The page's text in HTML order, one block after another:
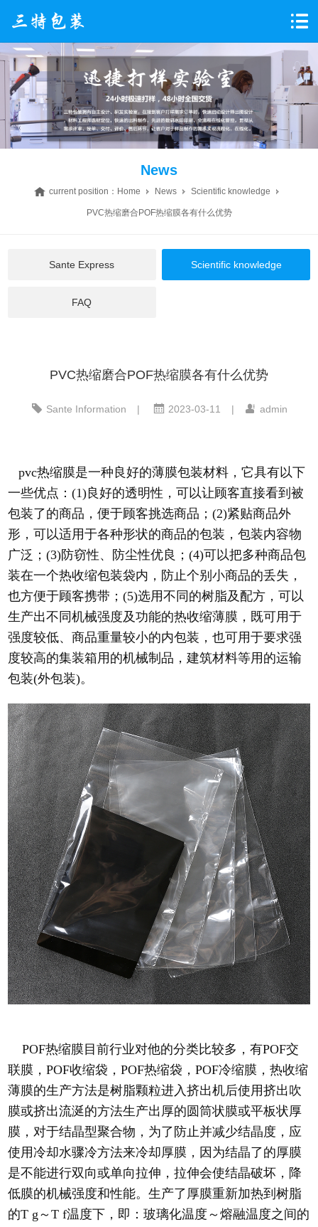
News
current position： Home News Scientific knowledge
PVC热缩磨合POF热缩膜各有什么优势
Sante Express Scientific knowledge
FAQ
PVC热缩磨合POF热缩膜各有什么优势
Sante Information | 2023-03-11 | admin
pvc热缩膜是一种良好的薄膜包装材料，它具有以下
一些优点：(1)良好的透明性，可以让顾客直接看到被
包装了的商品，便于顾客挑选商品；(2)紧贴商品外
形，可以适用于各种形状的商品的包装，包装内容物
广泛；(3)防窃性、防尘性优良；(4)可以把多种商品包
装在一个热收缩包装袋内，防止个别小商品的丢失，
也方便于顾客携带；(5)选用不同的树脂及配方，可以
生产出不同机械强度及功能的热收缩薄膜，既可用于
强度较低、商品重量较小的内包装，也可用于要求强
度较高的集装箱用的机械制品，建筑材料等用的运输
包装(外包装)。
POF热缩膜目前行业对他的分类比较多，有POF交
联膜，POF收缩袋，POF热缩袋，POF冷缩膜，热收缩
薄膜的生产方法是树脂颗粒进入挤出机后使用挤出吹
膜或挤出流涎的方法生产出厚的圆筒状膜或平板状厚
膜，对于结晶型聚合物，为了防止并减少结晶度，应
使用冷却水骤冷方法来冷却厚膜，因为结晶了的厚膜
是不能进行双向或单向拉伸，拉伸会使结晶破坏，降
低膜的机械强度和性能。生产了厚膜重新加热到树脂
的T g～T f温度下，即：玻璃化温度～熔融温度之间的